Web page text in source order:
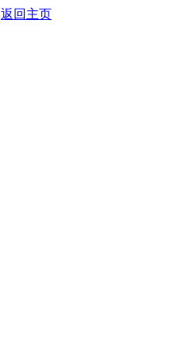
返回主页